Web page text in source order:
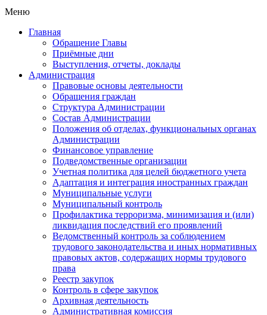
Меню
Главная
Обращение Главы
Приёмные дни
Выступления, отчеты, доклады
Администрация
Правовые основы деятельности
Обращения граждан
Структура Администрации
Состав Администрации
Положения об отделах, функциональных органах
Администрации
Финансовое управление
Подведомственные организации
Учетная политика для целей бюджетного учета
Адаптация и интеграция иностранных граждан
Муниципальные услуги
Муниципальный контроль
Профилактика терроризма, минимизация и (или)
ликвидация последствий его проявлений
Ведомственный контроль за соблюдением
трудового законодательства и иных нормативных
правовых актов, содержащих нормы трудового
права
Реестр закупок
Контроль в сфере закупок
Архивная деятельность
Административная комиссия